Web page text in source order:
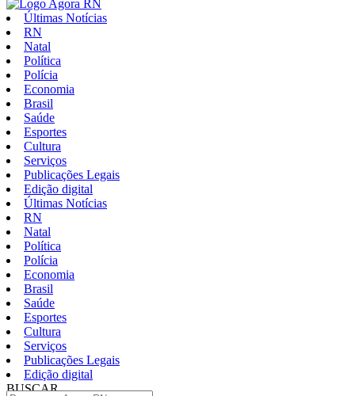
Últimas Notícias
RN
Natal
Política
Polícia
Economia
Brasil
Saúde
Esportes
Cultura
Serviços
Publicações Legais
Edição digital
Últimas Notícias
RN
Natal
Política
Polícia
Economia
Brasil
Saúde
Esportes
Cultura
Serviços
Publicações Legais
Edição digital
BUSCAR